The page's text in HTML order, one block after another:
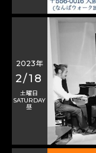
2023年
2/18
土曜日
SATURDAY
昼